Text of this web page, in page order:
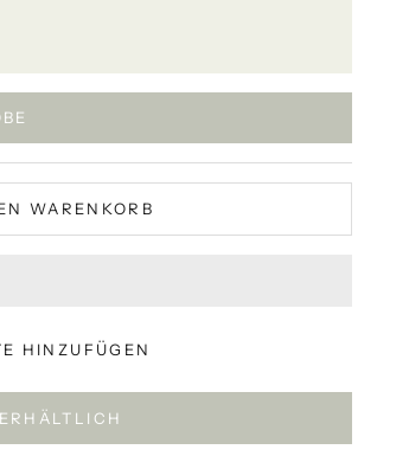
WARENKORB
HINZUFÜGEN